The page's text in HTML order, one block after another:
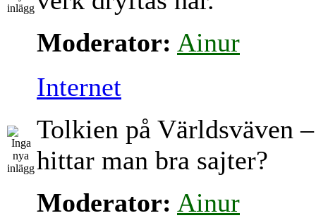
Moderator: Ainur
Internet
Tolkien på Världsväven
hittar man bra sajter?
Moderator: Ainur